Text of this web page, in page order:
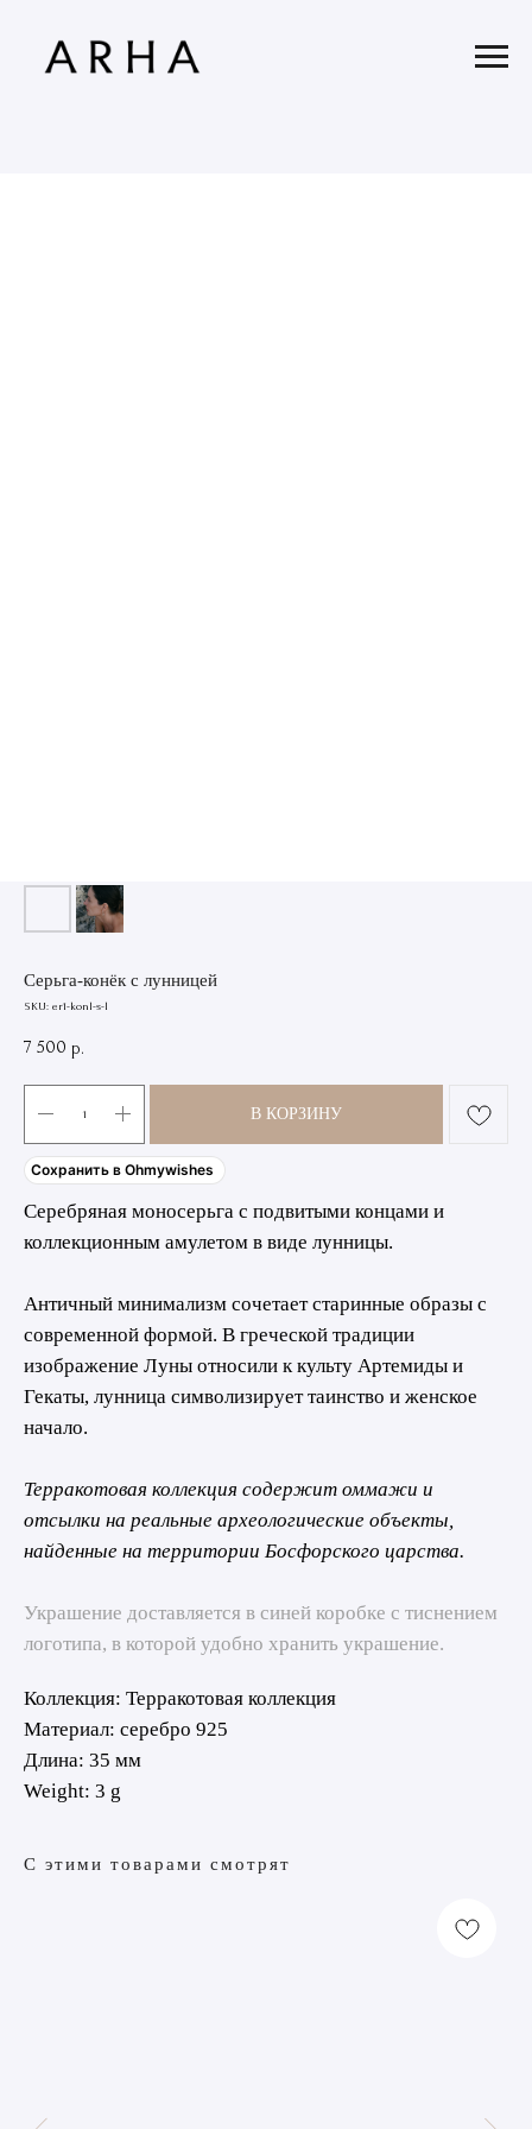
Серьга-конёк с лунницей
SKU: er1-konl-s-l
7 500 р.
В КОРЗИНУ
Сохранить в Ohmywishes
Серебряная моносерьга с подвитыми концами и
коллекционным амулетом в виде лунницы.
Античный минимализм сочетает старинные образы с
современной формой. В греческой традиции
изображение Луны относили к культу Артемиды и
Гекаты, лунница символизирует таинство и женское
начало.
Терракотовая коллекция содержит оммажи и
отсылки на реальные археологические объекты,
найденные на территории Босфорского царства.
Украшение доставляется в синей коробке с тиснением
логотипа, в которой удобно хранить украшение.
Коллекция: Терракотовая коллекция
Материал: серебро 925
Длина: 35 мм
Weight: 3 g
С этими товарами смотрят